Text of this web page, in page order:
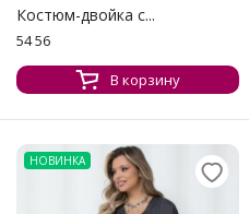
Костюм-двойка с...
54 56
В корзину
НОВИНКА